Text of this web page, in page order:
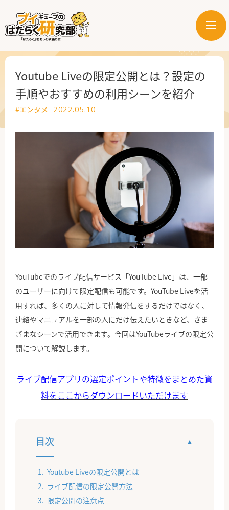
メ
ー
はたらく部署
はたらく課題
公式Facebook
Youtube Liveの限定公開とは？設定の
手順やおすすめの利用シーンを紹介
#エンタメ 2022.05.10
YouTubeでのライブ配信サービス「YouTube Live」は、一部
のユーザーに向けて限定配信も可能です。YouTube Liveを活
用すれば、多くの人に対して情報発信をするだけではなく、
連絡やマニュアルを一部の人にだけ伝えたいときなど、さま
ざまなシーンで活用できます。今回はYouTubeライブの限定公
開について解説します。
ライブ配信アプリの選定ポイントや特徴をまとめた資
料をここからダウンロードいただけます
目次
Youtube Liveの限定公開とは
ライブ配信の限定公開方法
限定公開の注意点